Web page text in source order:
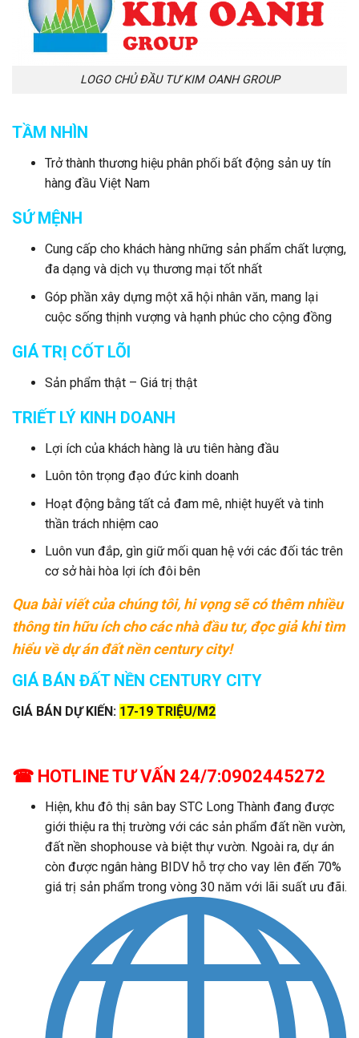
LOGO CHỦ ĐẦU TƯ KIM OANH GROUP
TẦM NHÌN
Trở thành thương hiệu phân phối bất động sản uy tín
hàng đầu Việt Nam
SỨ MỆNH
Cung cấp cho khách hàng những sản phẩm chất lượng,
đa dạng và dịch vụ thương mại tốt nhất
Góp phần xây dựng một xã hội nhân văn, mang lại
cuộc sống thịnh vượng và hạnh phúc cho cộng đồng
GIÁ TRỊ CỐT LÕI
Sản phẩm thật – Giá trị thật
TRIẾT LÝ KINH DOANH
Lợi ích của khách hàng là ưu tiên hàng đầu
Luôn tôn trọng đạo đức kinh doanh
Hoạt động bằng tất cả đam mê, nhiệt huyết và tinh
thần trách nhiệm cao
Luôn vun đắp, gìn giữ mối quan hệ với các đối tác trên
cơ sở hài hòa lợi ích đôi bên
Qua bài viết của chúng tôi, hi vọng sẽ có thêm nhiều
thông tin hữu ích cho các nhà đầu tư, đọc giả khi tìm
hiểu về dự án đất nền century city!
GIÁ BÁN ĐẤT NỀN CENTURY CITY
GIÁ BÁN DỰ KIẾN: 17-19 TRIỆU/M2
☎ HOTLINE TƯ VẤN 24/7:0902445272
Hiện, khu đô thị sân bay STC Long Thành đang được
giới thiệu ra thị trường với các sản phẩm đất nền vườn,
đất nền shophouse và biệt thự vườn. Ngoài ra, dự án
còn được ngân hàng BIDV hỗ trợ cho vay lên đến 70%
giá trị sản phẩm trong vòng 30 năm với lãi suất ưu đãi.